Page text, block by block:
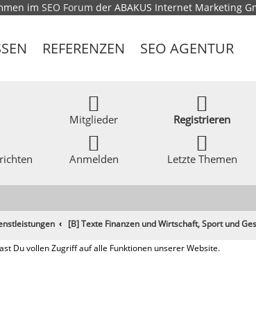
im SEO Forum der ABAKUS Internet Marketing
REFERENZEN SEO AGENTUR
Mitglieder
Anmelden
Registrieren
Letzte Themen
[B] Texte Finanzen und Wirtschaft, Sport und